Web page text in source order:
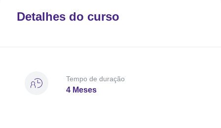
Detalhes do curso
Tempo de duração
4 Meses